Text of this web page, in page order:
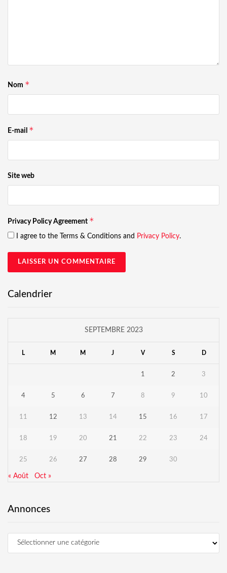
Nom *
E-mail *
Site web
Privacy Policy Agreement *
I agree to the Terms & Conditions and Privacy Policy.
Calendrier
SEPTEMBRE 2023
L M M J V S D
1 2 3
4 5 6 7 8 9 10
11 12 13 14 15 16 17
18 19 20 21 22 23 24
25 26 27 28 29 30
« Août Oct »
Annonces